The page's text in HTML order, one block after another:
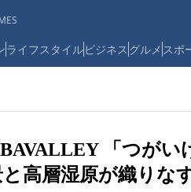
ライフスタイルビジネス グルメ スポ
「つが
高層湿原が織りな